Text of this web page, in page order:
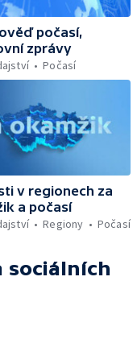
počasí,
zprávy
Počasí
v regionech za
a počasí
Regiony Počasí
sociálních